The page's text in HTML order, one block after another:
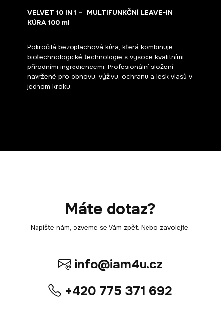
VELVET 10 IN 1 – MULTIFUNKČNÍ LEAVE-IN
KÚRA 100 ml
Pokročilá bezoplachová kúra, která kombinuje
biotechnologické technologie s vysoce kvalitními
přírodními ingrediencemi. Profesionální složení
navržené pro obnovu, výživu, ochranu a lesk vlasů v
jednom kroku.
Máte dotaz?
Napište nám, ozveme se Vám zpět. Nebo zavolejte.
info@iam4u.cz
+420 775 371 692